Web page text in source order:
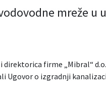
mreže u
direktorica firme „Mibral“
Ugovor o izgradnji